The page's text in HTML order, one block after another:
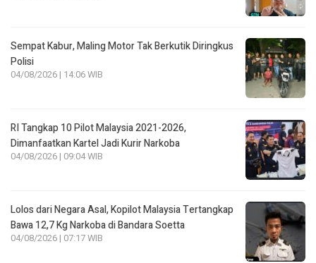
Sempat Kabur, Maling Motor Tak Berkutik Diringkus
Polisi
04/08/2026 | 14:06 WIB
RI Tangkap 10 Pilot Malaysia 2021-2026,
Dimanfaatkan Kartel Jadi Kurir Narkoba
04/08/2026 | 09:04 WIB
Lolos dari Negara Asal, Kopilot Malaysia Tertangkap
Bawa 12,7 Kg Narkoba di Bandara Soetta
04/08/2026 | 07:17 WIB